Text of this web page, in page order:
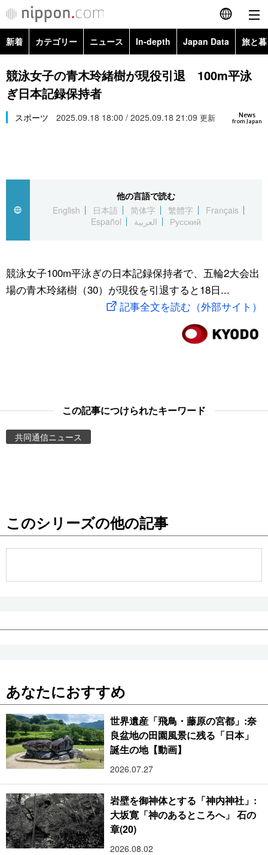
English
简体字
Русский
カテゴリー
経済・ビジネス
国際
文化
トップ
アーカイブ
In-depth
Japan Data
動画/Live
お知らせ
新着 カテゴリー ニュース In-depth Japan Data 旅と
政治・外交
経済・ビジネス
スポーツ・東京2020
Topics
競泳女子の青木玲緒樹が現役引退 100m平泳
ぎ日本記録保持者
News
from Japan
スポーツ 2025.09.18 18:00 / 2025.09.18 21:09 更新
他の言語で読む
English
日本語 简体字 繁體字
Français
Español
العربية Русский
競泳女子100m平泳ぎの日本記録保持者で、五輪2大会出
場の青木玲緒樹（30）が現役を引退すると18日...
記事全文を読む（外部サイト）
この記事につけられたキーワード
共同通信ニュース
このシリーズの他の記事
あなたにおすすめ
世界遺産「飛鳥・藤原の宮都」:奈
良盆地の田園風景に残る「日本」
誕生の地【動画】
2026.07.27
岩壁を御神体とする「神内神社」:
大坂寛「神のあるところへ」 石の
章(20)
2026.08.02